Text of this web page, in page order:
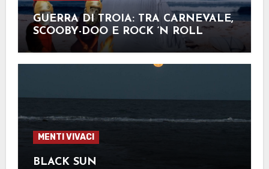
GUERRA DI TROIA: TRA CARNEVALE,
SCOOBY-DOO E ROCK ‘N ROLL
MENTI VIVACI
BLACK SUN